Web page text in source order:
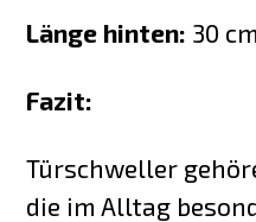
Länge hinten: 30 cm
Fazit:
Türschweller
die im Alltag